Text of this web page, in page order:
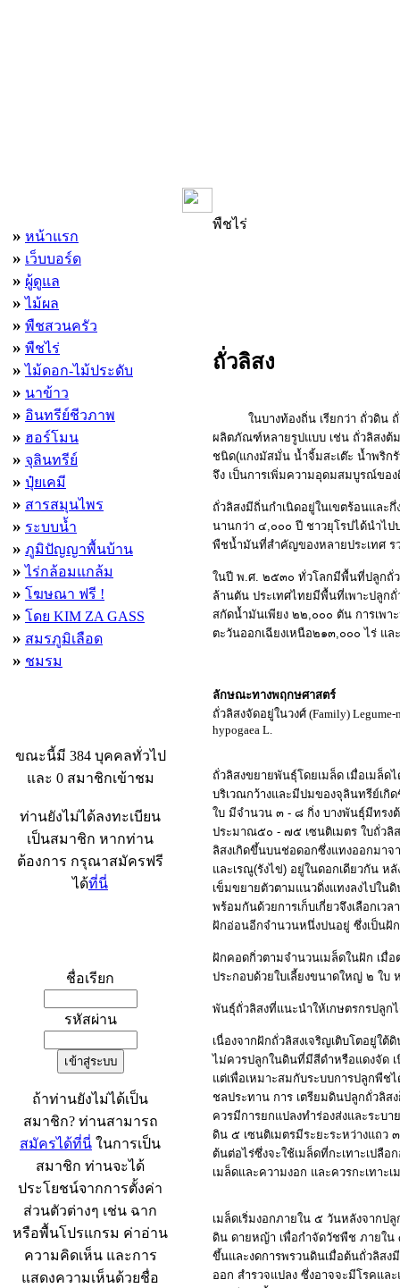
» หน้าแรก
» เว็บบอร์ด
» ผู้ดูแล
» ไม้ผล
» พืชสวนครัว
» พืชไร่
» ไม้ดอก-ไม้ประดับ
» นาข้าว
» อินทรีย์ชีวภาพ
» ฮอร์โมน
» จุลินทรีย์
» ปุ๋ยเคมี
» สารสมุนไพร
» ระบบน้ำ
» ภูมิปัญญาพื้นบ้าน
» ไร่กล้อมแกล้ม
» โฆษณา ฟรี !
» โดย KIM ZA GASS
» สมรภูมิเลือด
» ชมรม
ขณะนี้มี 384 บุคคลทั่วไป
และ 0 สมาชิกเข้าชม
ท่านยังไม่ได้ลงทะเบียน
เป็นสมาชิก หากท่าน
ต้องการ กรุณาสมัครฟรี
ได้ที่นี่
ชื่อเรียก
รหัสผ่าน
ถ้าท่านยังไม่ได้เป็น
สมาชิก? ท่านสามารถ
สมัครได้ที่นี่ ในการเป็น
สมาชิก ท่านจะได้
ประโยชน์จากการตั้งค่า
ส่วนตัวต่างๆ เช่น ฉาก
หรือพื้นโปรแกรม ค่าอ่าน
ความคิดเห็น และการ
แสดงความเห็นด้วยชื่อ
พืชไร่
ถั่วลิสง
ในบางท้องถิ่น เรียกว่า ถั่วดิน
ผลิตภัณฑ์หลายรูปแบบ เช่น ถั่วลิสงต้
ชนิด(แกงมัสมั่น น้ำจิ้มสะเต๊ะ น้ำพริก
จึง เป็นการเพิ่มความอุดมสมบูรณ์ขอ
ถั่วลิสงมีถิ่นกำเนิดอยู่ในเขตร้อนและ
นานกว่า ๔,๐๐๐ ปี ชาวยุโรปได้นำไป
พืชน้ำมันที่สำคัญของหลายประเทศ ร
ในปี พ.ศ. ๒๕๓๐ ทั่วโลกมีพื้นที่ปลูกถั่
ล้านตัน ประเทศไทยมีพื้นที่เพาะปลูก
สกัดน้ำมันเพียง ๒๒,๐๐๐ ตัน การเพ
ตะวันออกเฉียงเหนือ๒๑๓,๐๐๐ ไร่ แล
ลักษณะทางพฤกษศาสตร์
ถั่วลิสงจัดอยู่ในวงศ์ (Family)
hypogaea L.
ถั่วลิสงขยายพันธุ์โดยเมล็ด เมื่อเมล็ด
บริเวณกว้างและมีปมของจุลินทรีย์เกิ
ใบ มีจำนวน ๓ - ๘ กิ่ง บางพันธุ์มีทรง
ประมาณ๕๐ - ๗๕ เซนติเมตร ใบถั่วลิ
ลิสงเกิดขึ้นบนช่อดอกซึ่งแทงออกมาจ
และเรณู(รังไข่) อยู่ในดอกเดียวกัน ห
เข็มขยายตัวตามแนวดิ่งแทงลงไปใ
พร้อมกันด้วยการเก็บเกี่ยวจึงเลือก
ฝักอ่อนอีกจำนวนหนึ่งปนอยู่ ซึ่งเป็นฝั
ฝักคอดกิ่วตามจำนวนเมล็ดในฝัก เมื่
ประกอบด้วยใบเลี้ยงขนาดใหญ่ ๒ ใบ
พันธุ์ถั่วลิสงที่แนะนำให้เกษตรกรปลู
เนื่องจากฝักถั่วลิสงเจริญเติบโตอยู่ใ
ไม่ควรปลูกในดินที่มีสีดำหรือแดงจัด เ
แต่เพื่อเหมาะสมกับระบบการปลูกพืช
ชลประทาน การ เตรียมดินปลูกถั่วลิ
ควรมีการยกแปลงทำร่องส่งและระบ
ดิน ๕ เซนติเมตรมีระยะระหว่างแถว
ต้นต่อไร่ซึ่งจะใช้เมล็ดที่กะเทาะเปลื
เมล็ดและความงอก และควรกะเทาะ
เมล็ดเริ่มงอกภายใน ๕ วันหลังจากปลู
ดิน ดายหญ้า เพื่อกำจัดวัชพืช ภายใน
ขึ้นและงดการพรวนดินเมื่อต้นถั่วลิสง
ออก สำรวจแปลง ซึ่งอาจจะมีโรคแล